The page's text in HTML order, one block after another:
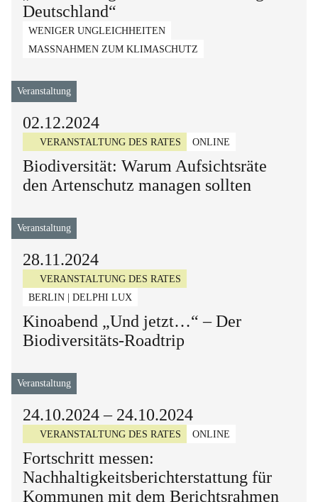
WENIGER UNGLEICHHEITEN
MASSNAHMEN ZUM KLIMASCHUTZ
Deutschland“
Veranstaltung
02.12.2024
VERANSTALTUNG DES RATES ONLINE
Biodiversität: Warum Aufsichtsräte
den Artenschutz managen sollten
Veranstaltung
28.11.2024
VERANSTALTUNG DES RATES
BERLIN | DELPHI LUX
Kinoabend „Und jetzt…“ – Der
Biodiversitäts-Roadtrip
Veranstaltung
24.10.2024– 24.10.2024
VERANSTALTUNG DES RATES ONLINE
Fortschritt messen:
Nachhaltigkeitsberichterstattung für
Kommunen mit dem Berichtsrahmen